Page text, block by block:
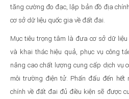
tăng cường đo đạc, lập bản đồ địa
cơ sở dữ liệu quốc gia về đất đai.
Mục tiêu trọng tâm là đưa cơ sở dữ
và khai thác hiệu quả, phục vụ công
nâng cao chất lượng cung cấp dịch vụ
môi trường điện tử. Phấn đấu đến hết
chính về đất đai đủ điều kiện sẽ được